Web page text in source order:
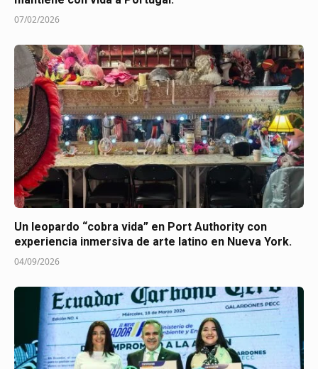
07/02/2026
Un leopardo “cobra vida” en Port Authority con
experiencia inmersiva de arte latino en Nueva York.
04/09/2026